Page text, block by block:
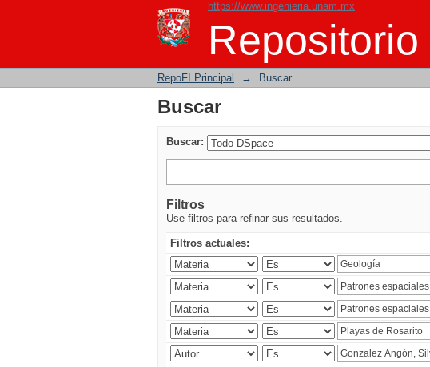
https://www.ingenieria.unam.mx
Buscar
RepoFI Principal → Buscar
Buscar
Buscar:
Filtros
Use filtros para refinar sus resultados.
Filtros actuales: